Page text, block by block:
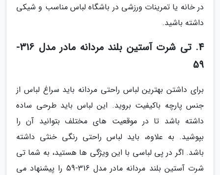
در خانه یا تمرینات ورزشی در باشگاه لباس مناسب و شیکی
داشته باشید.
4. تی شرت آستین بلند مردانه مادر مدل 316-
59
برای داشتن بهترین لباس راحتی مردانه باید سراغ لباس از
جنس پارچه باکیفیت بروید. این لباس باید طرحی ساده
داشته باشد تا در موقعیت های مختلف بتوانید آن را
بپوشید. به علاوه، باید لباس راحتی رنگی خنثی داشته
باشد. اگر در پی لباسی با این ویژگی ها هستید، به شما تی
شرت آستین بلند مردانه مادر مدل 316-59 را پیشنهاد می